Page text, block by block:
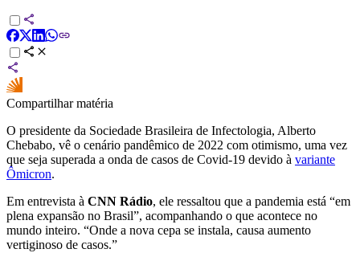
Compartilhar matéria
O presidente da Sociedade Brasileira de Infectologia, Alberto
Chebabo, vê o cenário pandêmico de 2022 com otimismo, uma vez
que seja superada a onda de casos de Covid-19 devido à variante
Ômicron.
Em entrevista à CNN Rádio, ele ressaltou que a pandemia está “em
plena expansão no Brasil”, acompanhando o que acontece no
mundo inteiro. “Onde a nova cepa se instala, causa aumento
vertiginoso de casos.”